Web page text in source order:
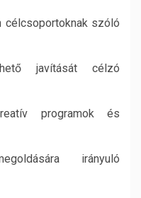
célcsoportoknak szóló
javítását célzó
programok és
irányuló